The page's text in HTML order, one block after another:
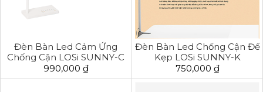
Đèn Bàn Led Cảm Ứng
Chống Cận LOSi SUNNY-C
990,000 ₫
Đèn Bàn Led Chống Cận Đế
Kẹp LOSi SUNNY-K
750,000 ₫